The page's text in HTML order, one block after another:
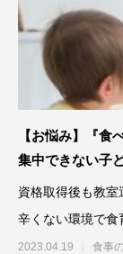
【お悩み】『食
集中できない子
資格取得後も教
辛くない環境で食
2023.04.19 食事